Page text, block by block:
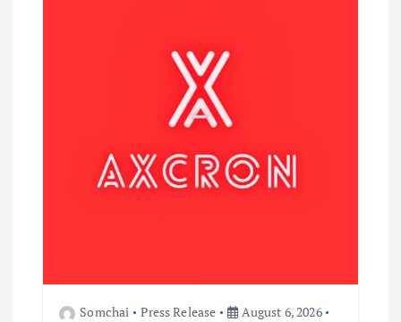
Somchai Press Release
August 6, 2026